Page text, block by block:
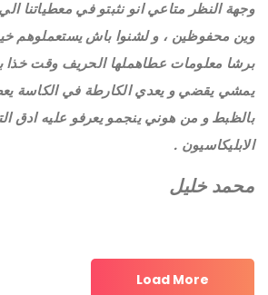
وجهة النظر متاعي انو نثبتو في معطياتنا
وين محفوظين ، و لشنوا باش يستعملوهم
برشا معلومات عطاهملها الحريف وقت خذا
يمشي يقضي و يعدي الكارطة في الكاسة
بالظبط و من هوني ينجمو يعرفو عليه ادق
الابليكاسيون .
محمد خليل
Load More